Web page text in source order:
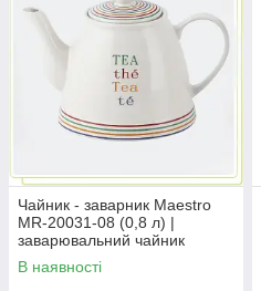
Чайник - заварник Maestro
MR-20031-08 (0,8 л) |
заварювальний чайник
Маестро | керамічний чайник
Маестро
В наявності